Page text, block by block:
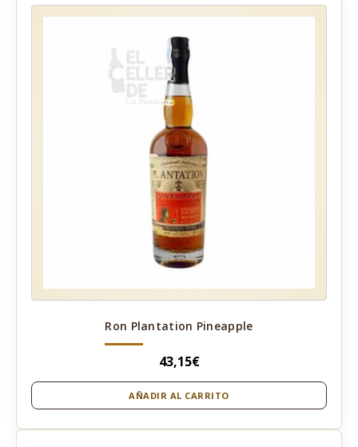
Ron Plantation Pineapple
43,15€
AÑADIR AL CARRITO